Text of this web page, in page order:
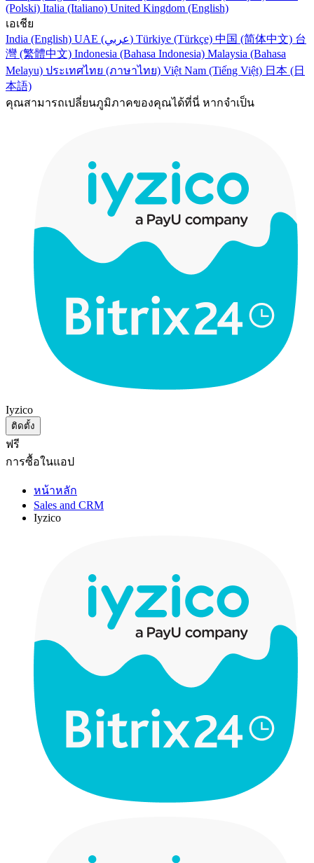
(Polski) Italia (Italiano) United Kingdom (English)
เอเชีย
India (English)
UAE (عربي) Türkiye (Türkçe) 中国 (简体中文) 台
灣 (繁體中文) Indonesia (Bahasa Indonesia) Malaysia (Bahasa
Melayu) ประเทศไทย (ภาษาไทย) Việt Nam (Tiếng Việt) 日本 (日
本語)
คุณสามารถเปลี่ยนภูมิภาคของคุณได้ที่นี่ หากจำเป็น
Iyzico
ติดตั้ง
ฟรี
การซื้อในแอป
หน้าหลัก
Sales and CRM
Iyzico